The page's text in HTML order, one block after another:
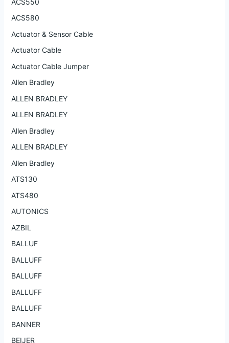
ACS550
ACS580
Actuator & Sensor Cable
Actuator Cable
Actuator Cable Jumper
Allen Bradley
ALLEN BRADLEY
ALLEN BRADLEY
Allen Bradley
ALLEN BRADLEY
Allen Bradley
ATS130
ATS480
AUTONICS
AZBIL
BALLUF
BALLUFF
BALLUFF
BALLUFF
BALLUFF
BANNER
BEIJER